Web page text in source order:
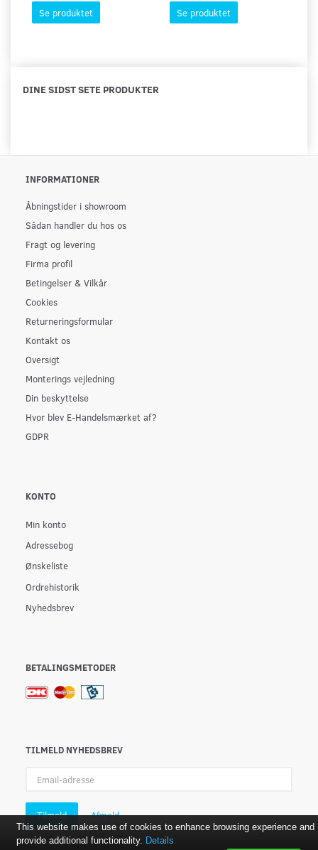
Se produktet Se produktet
DINE SIDST SETE PRODUKTER
INFORMATIONER
Åbningstider i showroom
Sådan handler du hos os
Fragt og levering
Firma profil
Betingelser & Vilkår
Cookies
Returneringsformular
Kontakt os
Oversigt
Monterings vejledning
Din beskyttelse
Hvor blev E-Handelsmærket af?
GDPR
KONTO
Min konto
Adressebog
Ønskeliste
Ordrehistorik
Nyhedsbrev
BETALINGSMETODER
TILMELD NYHEDSBREV
adresse
Tilmeld Afmeld
This website makes use of cookies to enhance browsing experience and
provide additional functionality. Details